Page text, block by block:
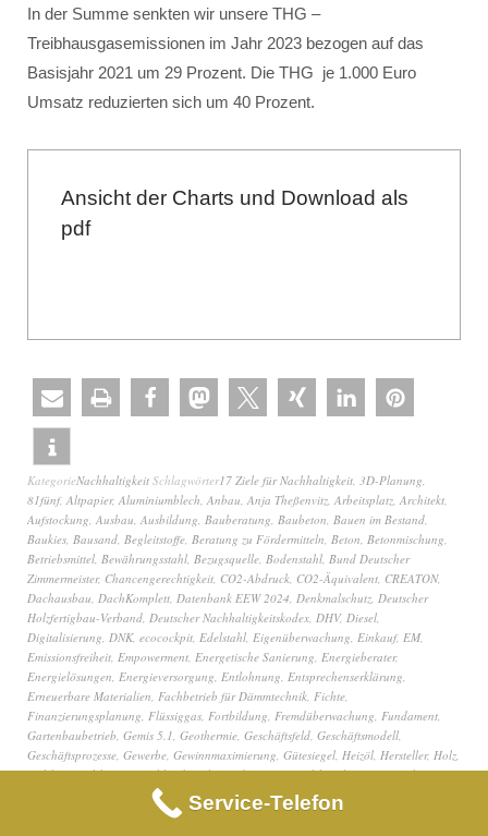
In der Summe senkten wir unsere THG –
Treibhausgasemissionen im Jahr 2023 bezogen auf das
Basisjahr 2021 um 29 Prozent. Die THG je 1.000 Euro
Umsatz reduzierten sich um 40 Prozent.
Ansicht der Charts und Download als
pdf
KategorieNachhaltigkeit Schlagwörter17 Ziele für Nachhaltigkeit, 3D-Planung,
81fünf, Altpapier, Aluminiumblech, Anbau, Anja Theßenvitz, Arbeitsplatz, Architekt,
Aufstockung, Ausbau, Ausbildung, Bauberatung, Baubeton, Bauen im Bestand,
Baukies, Bausand, Begleitstoffe, Beratung zu Fördermitteln, Beton, Betonmischung,
Betriebsmittel, Bewährungsstahl, Bezugsquelle, Bodenstahl, Bund Deutscher
Zimmermeister, Chancengerechtigkeit, CO2-Abdruck, CO2-Äquivalent, CREATON,
Dachausbau, DachKomplett, Datenbank EEW 2024, Denkmalschutz, Deutscher
Holzfertigbau-Verband, Deutscher Nachhaltigkeitskodex, DHV, Diesel,
Digitalisierung, DNK, ecocockpit, Edelstahl, Eigenüberwachung, Einkauf, EM,
Emissionsfreiheit, Empowerment, Energetische Sanierung, Energieberater,
Energielösungen, Energieversorgung, Entlohnung, Entsprechenserklärung,
Erneuerbare Materialien, Fachbetrieb für Dämmtechnik, Fichte,
Finanzierungsplanung, Flüssiggas, Fortbildung, Fremdüberwachung, Fundament,
Gartenbaubetrieb, Gemis 5.1, Geothermie, Geschäftsfeld, Geschäftsmodell,
Geschäftsprozesse, Gewerbe, Gewinnmaximierung, Gütesiegel, Heizöl, Hersteller, Holz,
Holzbau,Holzbau Deutschland,Holzfaserdämmung,Holzhausbau,Infrastruktur,
Innovation und Infrastruktur , IT-Dienstleister,
klimaneutral wirtschaften, Klimaneutraler Betrieb
Service-Telefon